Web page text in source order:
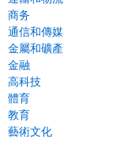
商务
通信和傳媒
金屬和礦產
金融
高科技
體育
教育
藝術文化